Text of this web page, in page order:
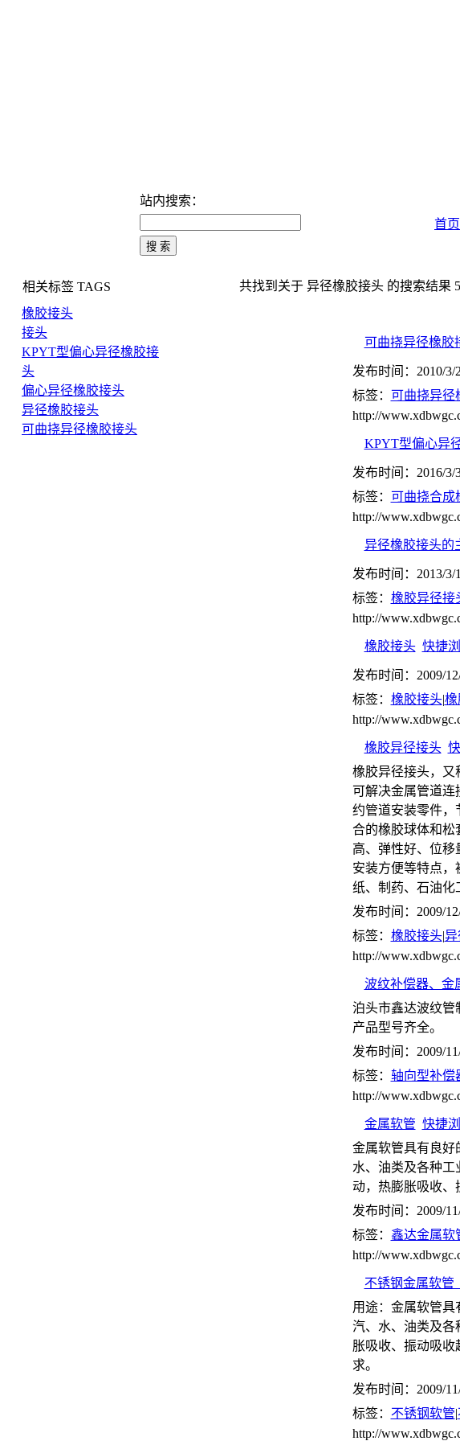
站内搜索：
首页
相关标签 TAGS
橡胶接头
接头
KPYT型偏心异径橡胶接
头
偏心异径橡胶接头
异径橡胶接头
可曲挠异径橡胶接头
共找到关于 异径橡胶接头 的搜索结果
可曲挠异径橡胶
发布时间：2010/3/
标签： 可曲挠异径
http://
KPYT型偏心异
发布时间：2016/3/
标签： 可曲挠合成
http://
异径橡胶接头的
发布时间：2013/3/
标签： 橡胶异径接
http://
橡胶接头 快捷
发布时间：2009/
标签： 橡胶接头|橡
http://
橡胶异径接头
橡胶异径接头，又
可解决金属管道连
约管道安装零件，
合的橡胶球体和松
高、弹性好、位移
安装方便等特点
纸、制药、石油化
发布时间：2009/
标签： 橡胶接头|异
http://
波纹补偿器、金
泊头市鑫达波纹管
产品型号齐全。
发布时间：2009/
标签： 轴向型补偿
http://
金属软管 快捷
金属软管具有良好
水、油类及各种
动，热膨胀吸收、
发布时间：2009/
标签： 鑫达金属软
http://
不锈钢金属软管
用途：金属软管
汽、水、油类及各
胀吸收、振动吸
求。
发布时间：2009/
标签： 不锈钢软管|
http://